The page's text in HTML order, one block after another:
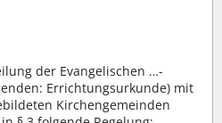
der Evangelischen …-
Errichtungsurkunde) mit
Kirchengemeinden